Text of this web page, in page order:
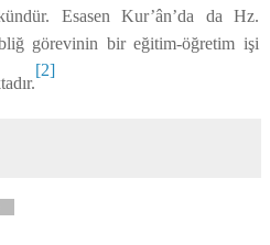
Esasen Kur’ân’da da Hz.
görevinin bir eğitim-öğretim işi
[2]